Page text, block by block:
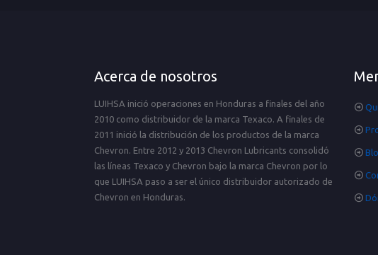
Acerca de nosotros
LUIHSA inició operaciones en Honduras a finales del año
2010 como distribuidor de la marca Texaco. A finales de
2011 inició la distribución de los productos de la marca
Chevron. Entre 2012 y 2013 Chevron Lubricants consolidó
las líneas Texaco y Chevron bajo la marca Chevron por lo
que LUIHSA paso a ser el único distribuidor autorizado de
Chevron en Honduras.